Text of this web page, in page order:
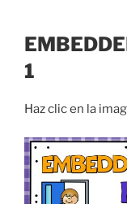
1
Haz clic en la